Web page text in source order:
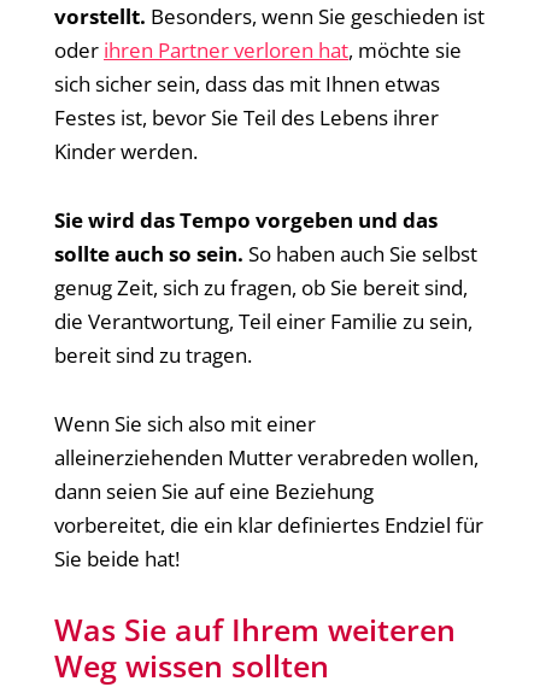
vorstellt. Besonders, wenn Sie geschieden ist
oder ihren Partner verloren hat, möchte sie
sich sicher sein, dass das mit Ihnen etwas
Festes ist, bevor Sie Teil des Lebens ihrer
Kinder werden.
Sie wird das Tempo vorgeben und das
sollte auch so sein. So haben auch Sie selbst
genug Zeit, sich zu fragen, ob Sie bereit sind,
die Verantwortung, Teil einer Familie zu sein,
bereit sind zu tragen.
Wenn Sie sich also mit einer
alleinerziehenden Mutter verabreden wollen,
dann seien Sie auf eine Beziehung
vorbereitet, die ein klar definiertes Endziel für
Sie beide hat!
Was Sie auf Ihrem weiteren
Weg wissen sollten